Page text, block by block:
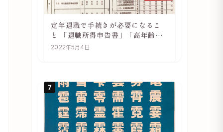
定年退職で手続きが必要になるこ
と 「退職所得申告書」「高年齢雇
用継続基本給付金受給資格確認」
2022年5月4日
7